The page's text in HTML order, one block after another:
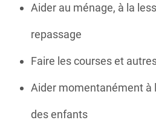
Aider au ménage, à la
repassage
Faire les courses et
Aider momentanément à
des enfants